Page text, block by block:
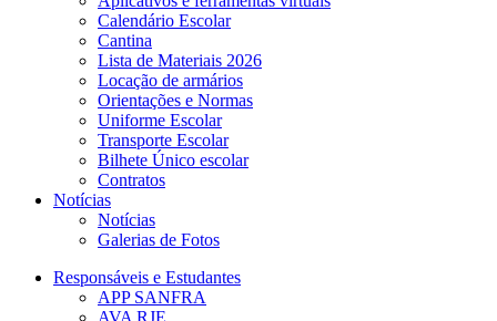
Calendário Escolar
Cantina
Lista de Materiais 2026
Locação de armários
Orientações e Normas
Uniforme Escolar
Transporte Escolar
Bilhete Único escolar
Contratos
Notícias
Notícias
Galerias de Fotos
Responsáveis e Estudantes
APP SANFRA